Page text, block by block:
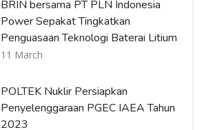
BRIN bersama PT PLN Indonesia
Power Sepakat Tingkatkan
Penguasaan Teknologi Baterai Litium
11 March
POLTEK Nuklir Persiapkan
Penyelenggaraan PGEC IAEA Tahun
2023